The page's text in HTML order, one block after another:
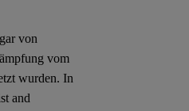
von
vom
wurden. In
and